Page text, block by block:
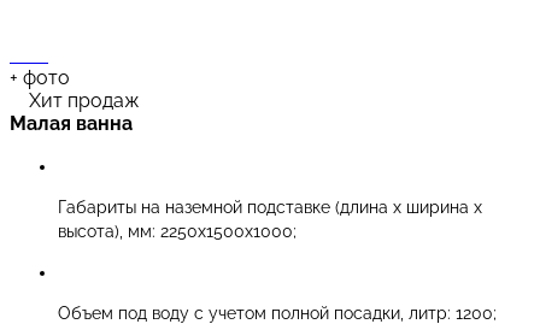
+ фото
Хит продаж
Малая ванна
Габариты на наземной подставке (длина х ширина х
высота), мм: 2250х1500х1000;
Объем под воду с учетом полной посадки, литр: 1200;